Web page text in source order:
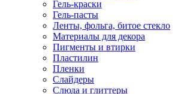
Гель-краски
Гель-пасты
Ленты, фольга, битое стекло
Материалы для декора
Пигменты и втирки
Пластилин
Пленки
Слайдеры
Слюда и глиттеры